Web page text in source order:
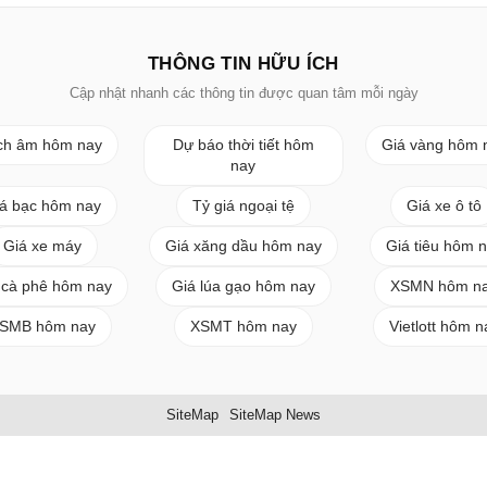
THÔNG TIN HỮU ÍCH
Cập nhật nhanh các thông tin được quan tâm mỗi ngày
âm hôm nay
Dự báo thời tiết hôm
nay
Giá vàng hôm
bạc hôm nay Tỷ giá ngoại tệ Giá xe ô tô
Giá xe máy Giá xăng dầu hôm nay Giá tiêu hôm
phê hôm nay Giá lúa gạo hôm nay XSMN hôm
hôm nay XSMT hôm nay Vietlott hôm
SiteMap SiteMap News